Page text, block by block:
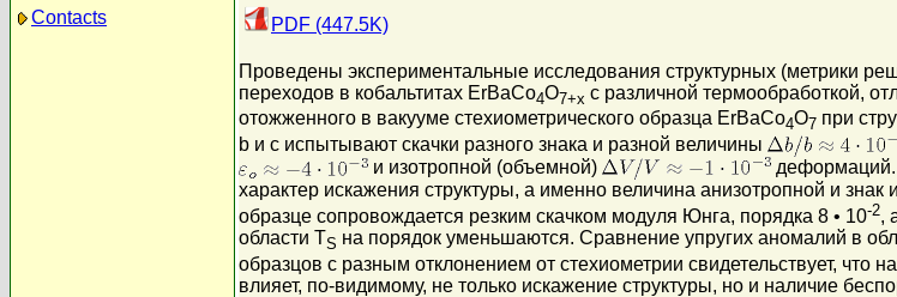
Contacts
PDF (447.5K)
Проведены экспериментальные исследования структурных (метрики
переходов в кобальтитах ErBaCo4O7+x с различной термообработкой,
отожженного в вакууме стехиометрического образца ErBaCo4O7 при
b и c испытывают скачки разного знака и разной величины
и изотропной (объемной)
деформаций.
характер искажения структуры, а именно величина анизотропной и
образце сопровождается резким скачком модуля Юнга, порядка 8 • 10-2,
области TS на порядок уменьшаются. Сравнение упругих аномалий в
образцов с разным отклонением от стехиометрии свидетельствует, что
влияет, по-видимому, не только искажение структуры, но и наличие